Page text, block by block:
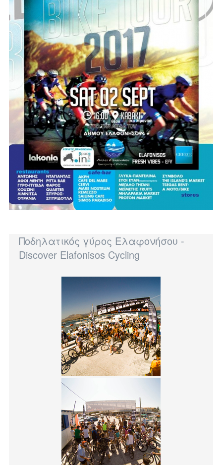
Ποδηλατικός γύρος Ελαφονήσου -
Discover Elafonisos Cycling